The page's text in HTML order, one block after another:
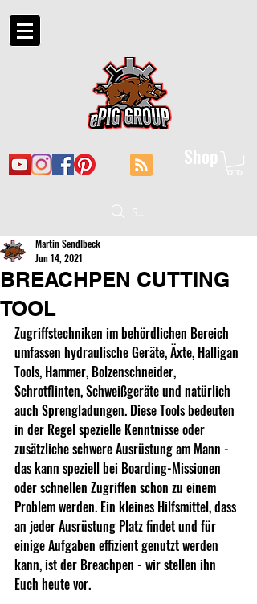
Shop
Suche
BREACHPEN CUTTING
TOOL
Martin Sendlbeck
Jun 14, 2021
Zugriffstechniken im behördlichen Bereich
umfassen hydraulische Geräte, Äxte, Halligan
Tools, Hammer, Bolzenschneider,
Schrotflinten, Schweißgeräte und natürlich
auch Sprengladungen. Diese Tools bedeuten
in der Regel spezielle Kenntnisse oder
zusätzliche schwere Ausrüstung am Mann -
das kann speziell bei Boarding-Missionen
oder schnellen Zugriffen schon zu einem
Problem werden. Ein kleines Hilfsmittel, dass
an jeder Ausrüstung Platz findet und für
einige Aufgaben effizient genutzt werden
kann, ist der Breachpen - wir stellen ihn
Euch heute vor.